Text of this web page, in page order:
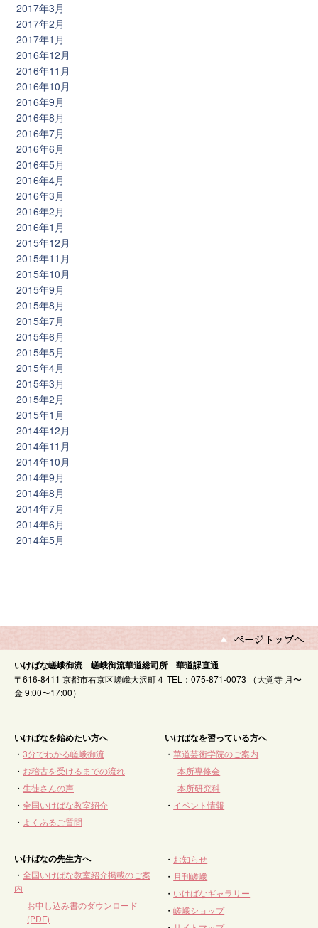
2017年3月
2017年2月
2017年1月
2016年12月
2016年11月
2016年10月
2016年9月
2016年8月
2016年7月
2016年6月
2016年5月
2016年4月
2016年3月
2016年2月
2016年1月
2015年12月
2015年11月
2015年10月
2015年9月
2015年8月
2015年7月
2015年6月
2015年5月
2015年4月
2015年3月
2015年2月
2015年1月
2014年12月
2014年11月
2014年10月
2014年9月
2014年8月
2014年7月
2014年6月
2014年5月
いけばな嵯峨御流 嵯峨御流華道総司所 華道課直通
〒616-8411 京都市右京区嵯峨大沢町４ TEL：075-871-0073 （大覚寺 月〜
金 9:00〜17:00）
いけばなを始めたい方へ
・ 3分でわかる嵯峨御流
・ お稽古を受けるまでの流れ
・ 生徒さんの声
・ 全国いけばな教室紹介
・ よくあるご質問
いけばなを習っている方へ
・華道芸術学院のご案内
本所専修会
本所研究科
・ イベント情報
いけばなの先生方へ
・ 全国いけばな教室紹介掲載のご案
内
お申し込み書のダウンロード
(PDF)
・ お知らせ
・ 月刊嵯峨
・ いけばなギャラリー
・嵯峨ショップ